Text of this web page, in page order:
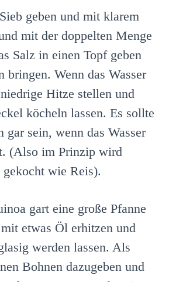
geben und mit klarem
mit der doppelten Menge
Salz in einen Topf geben
bringen. Wenn das Wasser
Hitze stellen und
köcheln lassen. Es sollte
gar sein, wenn das Wasser
(Also im Prinzip wird
gekocht wie Reis).
gart eine große Pfanne
etwas Öl erhitzen und
werden lassen. Als
Bohnen dazugeben und